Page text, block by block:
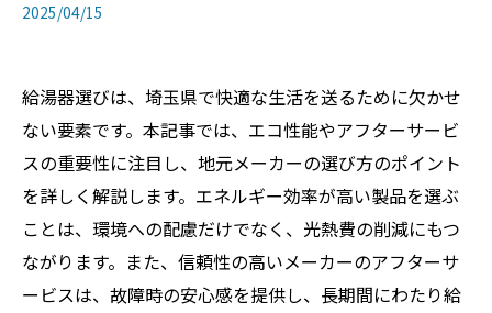
2025/04/15
給湯器選びは、埼玉県で快適な生活を送るために欠かせ
ない要素です。本記事では、エコ性能やアフターサービ
スの重要性に注目し、地元メーカーの選び方のポイント
を詳しく解説します。エネルギー効率が高い製品を選ぶ
ことは、環境への配慮だけでなく、光熱費の削減にもつ
ながります。また、信頼性の高いメーカーのアフターサ
ービスは、故障時の安心感を提供し、長期間にわたり給